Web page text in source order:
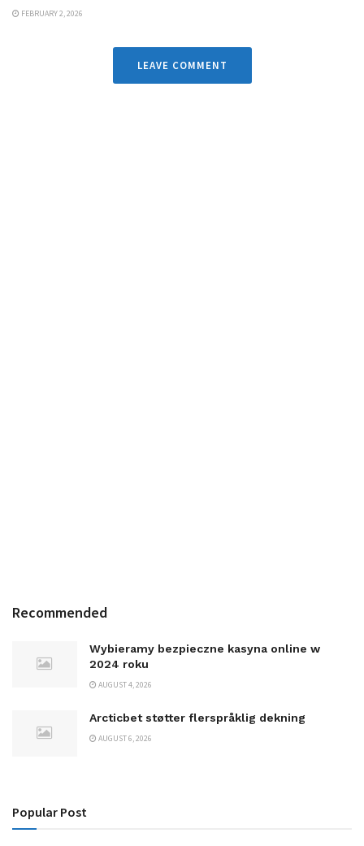
FEBRUARY 2, 2026
LEAVE COMMENT
Recommended
Wybieramy bezpieczne kasyna online w
2024 roku
AUGUST 4, 2026
Arcticbet støtter flerspråklig dekning
AUGUST 6, 2026
Popular Post